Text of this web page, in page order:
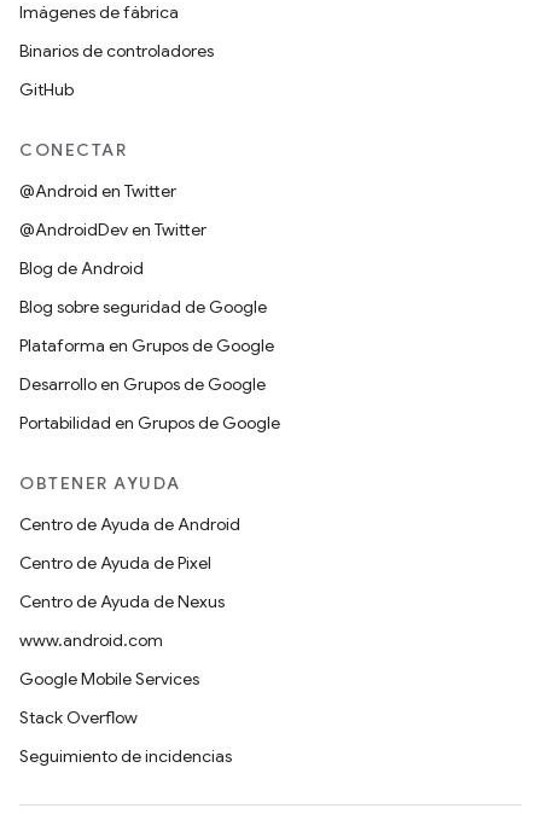
Imágenes de fábrica
Binarios de controladores
GitHub
CONECTAR
@Android en Twitter
@AndroidDev en Twitter
Blog de Android
Blog sobre seguridad de Google
Plataforma en Grupos de Google
Desarrollo en Grupos de Google
Portabilidad en Grupos de Google
OBTENER AYUDA
Centro de Ayuda de Android
Centro de Ayuda de Pixel
Centro de Ayuda de Nexus
www.android.com
Google Mobile Services
Stack Overflow
Seguimiento de incidencias